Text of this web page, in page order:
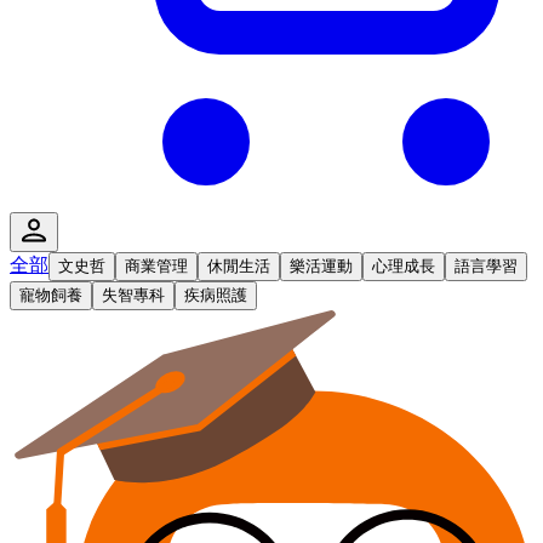
全部 文史哲 商業管理 休閒生活 樂活運動 心理成長
語言學習
寵物飼養
失智專科 疾病照護